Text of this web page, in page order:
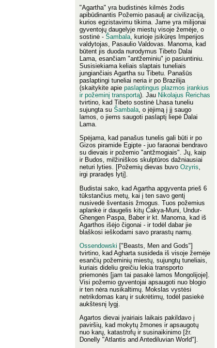
"Agartha" yra budistinės kilmės žodis
apibūdinantis Požemio pasaulį ar civilizaciją,
kurios egzistavimu tikima. Jame yra milijonai
gyventojų daugelyje miestų visoje žemėje, o
sostinė - Šambala , kurioje įsikūręs Imperijos
valdytojas, Pasaulio Valdovas. Manoma, kad
būtent jis duoda nurodymus Tibeto Dalai
Lama, esančiam "antžeminiu" jo pasiuntiniu.
Susisiekiama keliais slaptais tuneliais
jungiančiais Agartha su Tibetu. Panašūs
paslaptingi tuneliai neria ir po Brazilija
(skaitykite apie paslaptingus plazmos įrankius
ir požeminį transportą). Jau Nikolajus Rerichas
tvirtino, kad Tibeto sostinė Lhasa tuneliu
sujungta su Šambala , o įėjimą į jį saugo
lamos, o jiems saugoti paslaptį liepė Dalai
Lama.
Spėjama, kad panašus tunelis gali būti ir po
Gizos piramide Egipte - juo faraonai bendravo
su dievais ir požemio "antžmogiais". Jų, kaip
ir Budos, milžiniškos skulptūros dažniausiai
neturi lyties. [Požemių dievas buvo Ozyris,
irgi praradęs lytį].
Budistai sako, kad Agartha apgyventa prieš 6
tūkstančius metų, kai į ten savo gentį
nusivedė šventasis žmogus. Tuos požemius
aplankė ir daugelis kitų Cakya-Muni, Undur-
Ghengen Paspa, Baber ir kt. Manoma, kad iš
Agarthos išėjo čigonai - ir todėl dabar jie
blaškosi ieškodami savo prarastų namų.
Ossendowski ["Beasts, Men and Gods"]
tvirtino, kad Agharta susideda iš visoje žemėje
esančių požeminių miestų, sujungtų tuneliais,
kuriais dideliu greičiu lekia transporto
priemonės [jam tai pasakė lamos Mongolijoje].
Visi požemio gyventojai apsaugoti nuo blogio
ir ten nėra nusikaltimų. Mokslas vystėsi
netrikdomas karų ir sukrėtimų, todėl pasiekė
aukštesnį lygį.
Agartos dievai įvairiais laikais pakildavo į
paviršių, kad mokytų žmones ir apsaugotų
nuo karų, katastrofų ir susinaikinimo [žr.
Donelly "Atlantis and Antediluvian World"].